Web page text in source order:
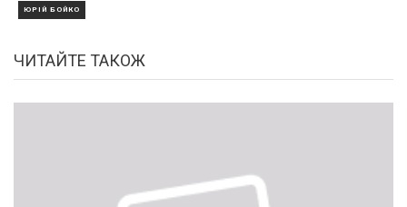
ЮРІЙ БОЙКО
ЧИТАЙТЕ ТАКОЖ